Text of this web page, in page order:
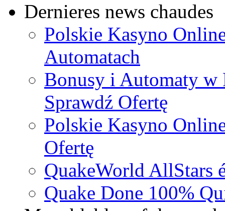
Dernieres news chaudes
Polskie Kasyno
Automatach
Bonusy i Automaty w
Sprawdź Ofertę
Polskie Kasyno
Ofertę
QuakeWorld AllStars
Quake Done 100%